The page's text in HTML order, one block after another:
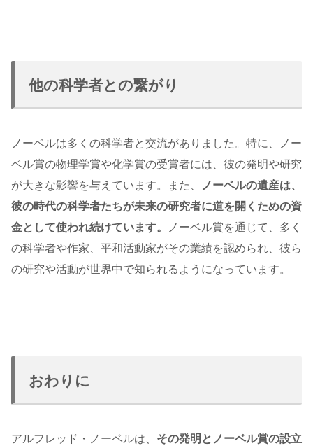
他の科学者との繋がり
ノーベルは多くの科学者と交流がありました。特に、ノー
ベル賞の物理学賞や化学賞の受賞者には、彼の発明や研究
が大きな影響を与えています。また、
ノーベルの遺産は、
彼の時代の科学者たちが未来の研究者に道を開くための資
金として使われ続けています。
ノーベル賞を通じて、多く
の科学者や作家、平和活動家がその業績を認められ、彼ら
の研究や活動が世界中で知られるようになっています。
おわりに
アルフレッド・ノーベルは、 その発明とノーベル賞の設立